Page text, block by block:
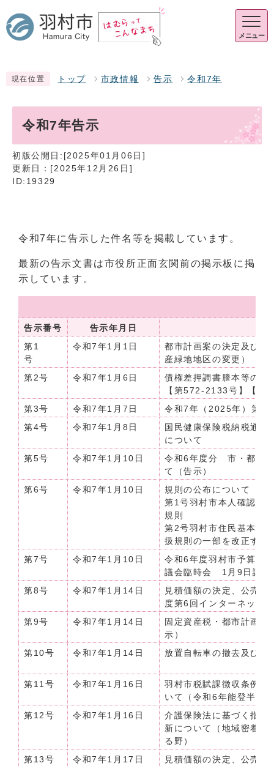
メニュー
現在位置 トップ 市政情報 告示 令和7年
令和7年告示
初版公開日:[2025年01月06日]
更新日：[2025年12月26日]
ID:19329
令和7年に告示した件名等を掲載しています。
最新の告示文書は市役所正面玄関前の掲示板に掲
示しています。
告示番号
告示年月日
第1
号
令和7年1月1日
都市計画案の決定及び告
産緑地地区の変更）
第2号
令和7年1月6日
債権差押調書謄本等の
【第572-2133号】【第
第3号
令和7年1月7日
令和7年（2025年）第1
第4号
令和7年1月8日
国民健康保険税納税通
について
第5号
令和7年1月10日
令和6年度分 市・都民
て（告示）
第6号
令和7年1月10日
規則の公布について（
第1号羽村市本人確認に
規則
第2号羽村市住民基本台
扱規則の一部を改正する
第7号
令和7年1月10日
令和6年度羽村市予算の
議会臨時会 1月9日議決
第8号
令和7年1月14日
見積価額の決定、公売
度第6回インターネット
第9号
令和7年1月14日
固定資産税・都市計画
示）
第10号
令和7年1月14日 放置自転車の撤去及び保
第11号 令和7年1月16日
羽村市税賦課徴収条例の
いて（令和6年能登半島
第12号
令和7年1月16日
介護保険法に基づく指定
新について（地域密着
る野）
第13号
令和7年1月17日
見積価額の決定、公売